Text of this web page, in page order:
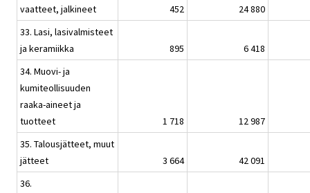
vaatteet, jalkineet
452
24 880
33. Lasi, lasivalmisteet
ja keramiikka
895
6 418
34. Muovi- ja
kumiteollisuuden
raaka-aineet ja
tuotteet
1 718
12 987
35. Talousjätteet, muut
jätteet
3 664
42 091
36.